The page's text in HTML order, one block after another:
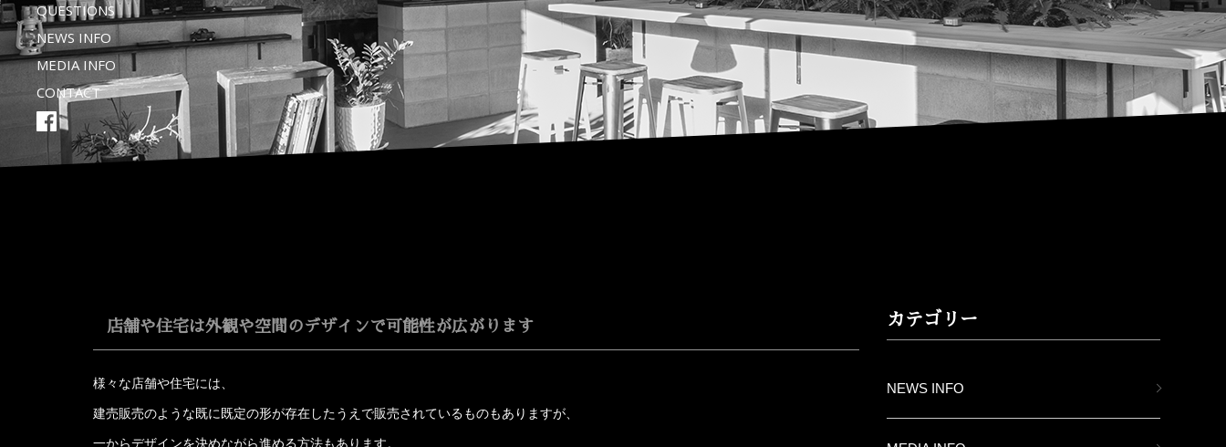
QUESTIONS
NEWS INFO
MEDIA INFO
CONTACT
店舗や住宅は外観や空間のデザインで可能性が広がります
様々な店舗や住宅には、
建売販売のような既に既定の形が存在したうえで販売されているものもありますが、
一からデザインを決めながら進める方法もあります。
カテゴリー
NEWS INFO